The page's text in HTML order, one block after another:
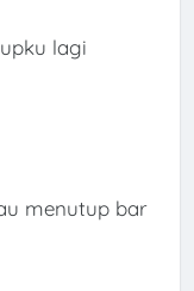
lagi
menutup bar